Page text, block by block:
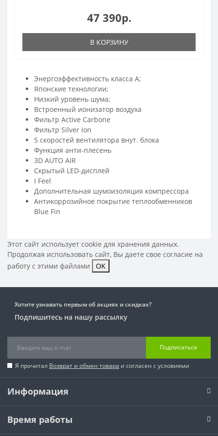
47 390р.
В КОРЗИНУ
Энергоэффективность класса А;
Японские технологии;
Низкий уровень шума;
Встроенный ионизатор воздуха
Фильтр Active Carbone
Фильтр Silver Ion
5 скоростей вентилятора внут. блока
Функция анти-плесень
3D AUTO AIR
Скрытый LED-дисплей
I Feel
Дополнительная шумоизоляция компрессора
Антикоррозийное покрытие теплообменников
Blue Fin
Этот сайт использует cookie для хранения данных.
Продолжая использовать сайт, Вы даете свое согласие на
работу с этими файлами
OK
Хотите узнавать первым об акциях и скидках?
Подпишитесь на нашу рассылку
Подписаться
Я прочитал Возврат и обмен товара и согласен с условиями
Информация
Время работы